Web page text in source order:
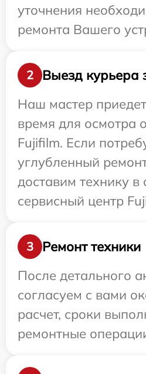
уточнения
ремонта Вашего
2
Выезд курьера
Наш мастер
время для осмотра
Fujifilm. Если
углубленный
доставим технику в
сервисный центр
3
Ремонт техники
После детального
согласуем с вами
расчет, сроки
ремонтные